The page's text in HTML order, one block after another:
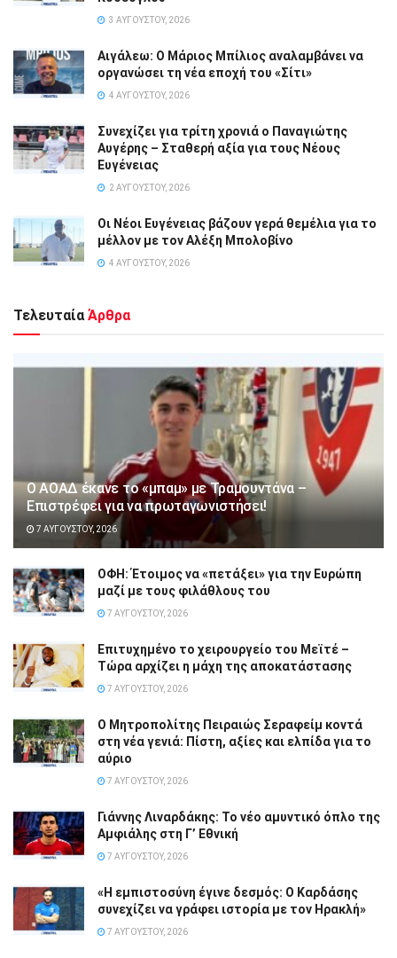
3 ΑΥΓΟΎΣΤΟΥ, 2026
Αιγάλεω: Ο Μάριος Μπίλιος αναλαμβάνει να
οργανώσει τη νέα εποχή του «Σίτι»
4 ΑΥΓΟΎΣΤΟΥ, 2026
Συνεχίζει για τρίτη χρονιά ο Παναγιώτης
Αυγέρης – Σταθερή αξία για τους Νέους
Ευγένειας
2 ΑΥΓΟΎΣΤΟΥ, 2026
Οι Νέοι Ευγένειας βάζουν γερά θεμέλια για το
μέλλον με τον Αλέξη Μπολοβίνο
4 ΑΥΓΟΎΣΤΟΥ, 2026
Τελευταία Άρθρα
Ο ΑΟΑΔ έκανε το «μπαμ» με Τραμουντάνα –
Επιστρέφει για να πρωταγωνιστήσει!
7 ΑΥΓΟΎΣΤΟΥ, 2026
ΟΦΗ: Έτοιμος να «πετάξει» για την Ευρώπη
μαζί με τους φιλάθλους του
7 ΑΥΓΟΎΣΤΟΥ, 2026
Επιτυχημένο το χειρουργείο του Μεϊτέ –
Τώρα αρχίζει η μάχη της αποκατάστασης
7 ΑΥΓΟΎΣΤΟΥ, 2026
Ο Μητροπολίτης Πειραιώς Σεραφείμ κοντά
στη νέα γενιά: Πίστη, αξίες και ελπίδα για το
αύριο
7 ΑΥΓΟΎΣΤΟΥ, 2026
Γιάννης Λιναρδάκης: Το νέο αμυντικό όπλο της
Αμφιάλης στη Γ’ Εθνική
7 ΑΥΓΟΎΣΤΟΥ, 2026
«Η εμπιστοσύνη έγινε δεσμός: Ο Καρδάσης
συνεχίζει να γράφει ιστορία με τον Ηρακλή»
7 ΑΥΓΟΎΣΤΟΥ, 2026